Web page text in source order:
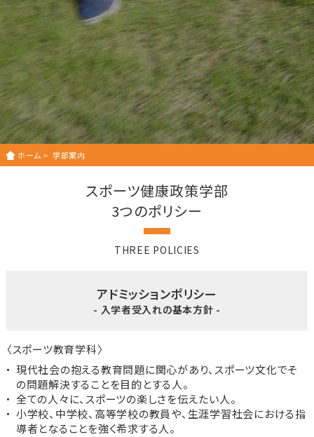
ホーム > 学部案内
スポーツ健康政策学部
3つのポリシー
THREE POLICIES
アドミッションポリシー
- 入学者受入れの基本方針 -
〈スポーツ教育学科〉
現代社会の抱える教育問題に関心があり、スポーツ文化でそ
の問題解決することを目的とする人。
全ての人々に、スポーツの楽しさを伝えたい人。
小学校、中学校、高等学校の教員や、生涯学習社会における指
導者となることを強く希求する人。